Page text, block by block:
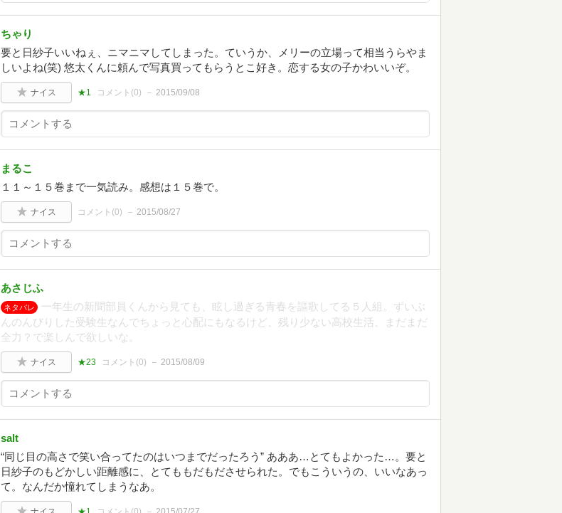
ちゃり
要と日紗子いいねぇ、ニマニマしてしまった。ていうか、メリーの立場って相当うらやま
しいよね(笑) 悠太くんに頼んで写真買ってもらうとこ好き。恋する女の子かわいいぞ。
ナイス ★1 コメント(0) 2015/09/08
まるこ
１１～１５巻まで一気読み。感想は１５巻で。
ナイス コメント(0) 2015/08/27
あさじふ
ネタバレ
一年生の新聞部員くんから見ても、眩し過ぎる青春を謳歌してる５人組。ずいぶ
んのんびりした受験生なんでちょっと心配にもなるけど、残り少ない高校生活、まだまだ
全力？で楽しんで欲しいな。
ナイス ★23 コメント(0) 2015/08/09
salt
“同じ目の高さで笑い合ってたのはいつまでだったろう” あああ…とてもよかった…。要と
日紗子のもどかしい距離感に、とてももだもださせられた。でもこういうの、いいなあっ
て。なんだか憧れてしまうなあ。